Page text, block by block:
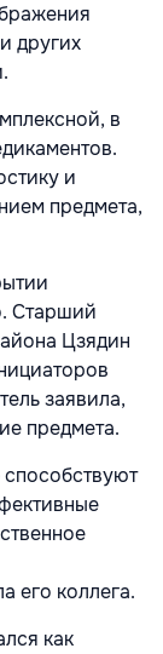
других
в
и
предмета,
Старший
Цзядин
заявила,
предмета.
его коллега.
как